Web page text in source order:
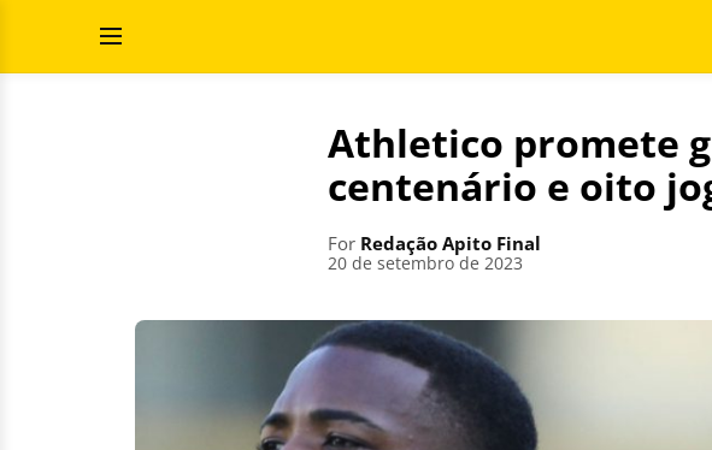
Open
Menu
Athletico promete
centenário e oito
For Redação Apito Final
20 de setembro de 2023